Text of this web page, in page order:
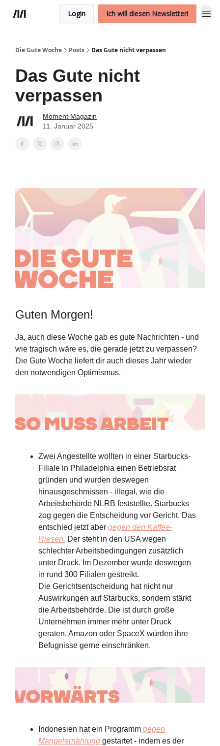
Login Ich will diesen Newsletter!
Die Gute Woche Posts Das Gute nicht verpassen
Das Gute nicht
verpassen
Moment Magazin
11. Januar 2025
Guten Morgen!
Ja, auch diese Woche gab es gute Nachrichten - und
wie tragisch wäre es, die gerade jetzt zu verpassen?
Die Gute Woche liefert dir auch dieses Jahr wieder
den notwendigen Optimismus.
Zwei Angestellte wollten in einer Starbucks-
Filiale in Philadelphia einen Betriebsrat
gründen und wurden deswegen
hinausgeschmissen - illegal, wie die
Arbeitsbehörde NLRB feststellte. Starbucks
zog gegen die Entscheidung vor Gericht. Das
entschied jetzt aber gegen den Kaffee-
Riesen. Der steht in den USA wegen
schlechter Arbeitsbedingungen zusätzlich
unter Druck. Im Dezember wurde deswegen
in rund 300 Filialen gestreikt.
Die Gerichtsentscheidung hat nicht nur
Auswirkungen auf Starbucks, sondern stärkt
die Arbeitsbehörde. Die ist durch große
Unternehmen immer mehr unter Druck
geraten. Amazon oder SpaceX würden ihre
Befugnisse gerne einschränken.
Indonesien hat ein Programm gegen
Mangelernährung gestartet - indem es der